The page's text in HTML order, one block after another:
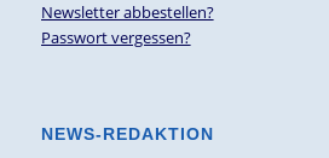
Newsletter abbestellen?
Passwort vergessen?
NEWS-REDAKTION